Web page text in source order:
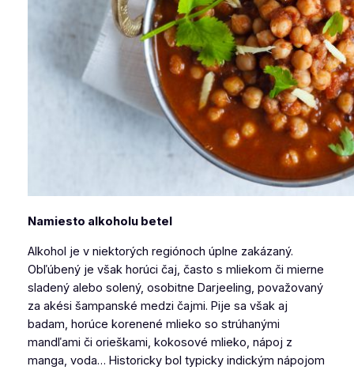
Namiesto alkoholu betel
Alkohol je v niektorých regiónoch úplne zakázaný.
Obľúbený je však horúci čaj, často s mliekom či mierne
sladený alebo solený, osobitne Darjeeling, považovaný
za akési šampanské medzi čajmi. Pije sa však aj
badam, horúce korenené mlieko so strúhanými
mandľami či orieškami, kokosové mlieko, nápoj z
manga, voda… Historicky bol typicky indickým nápojom